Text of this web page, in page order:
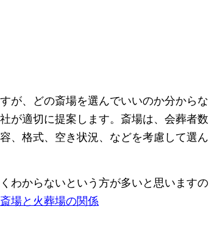
が、どの斎場を選んでいいのか分からな
が適切に提案します。斎場は、会葬者数
、格式、空き状況、などを考慮して選ん
わからないという方が多いと思いますの
場と火葬場の関係